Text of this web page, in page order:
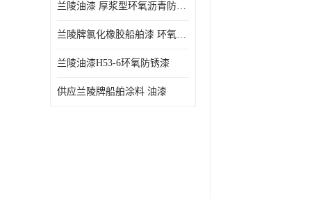
兰陵油漆 厚浆型环氧沥青防锈漆 埋地管道专用漆
兰陵牌氯化橡胶船舶漆 环氧富锌底漆
兰陵油漆H53-6环氧防锈漆
供应兰陵牌船舶涂料 油漆